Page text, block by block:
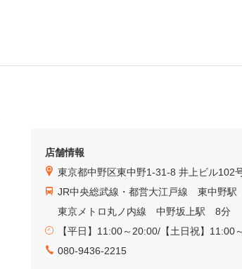
店舗情報
東京都中野区東中野1-31-8 井上ビル102
JR中央総武線・都営大江戸線 東中野
東京メトロ丸ノ内線 中野坂上駅 8分
【平日】11:00～20:00/【土日祝】11:00
080-9436-2215